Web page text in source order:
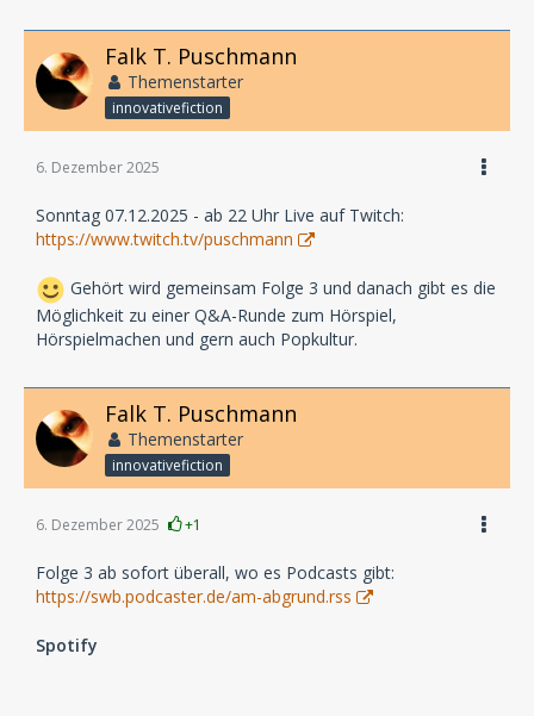
Falk T. Puschmann
Themenstarter
innovativefiction
6. Dezember 2025
Sonntag 07.12.2025 - ab 22 Uhr Live auf Twitch:
https://www.twitch.tv/puschmann
Gehört wird gemeinsam Folge 3 und danach gibt es die
Möglichkeit zu einer Q&A-Runde zum Hörspiel,
Hörspielmachen und gern auch Popkultur.
Falk T. Puschmann
Themenstarter
innovativefiction
6. Dezember 2025 +1
Folge 3 ab sofort überall, wo es Podcasts gibt:
https://swb.podcaster.de/am-abgrund.rss
Spotify